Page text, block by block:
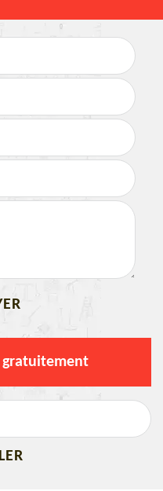
gratuitement